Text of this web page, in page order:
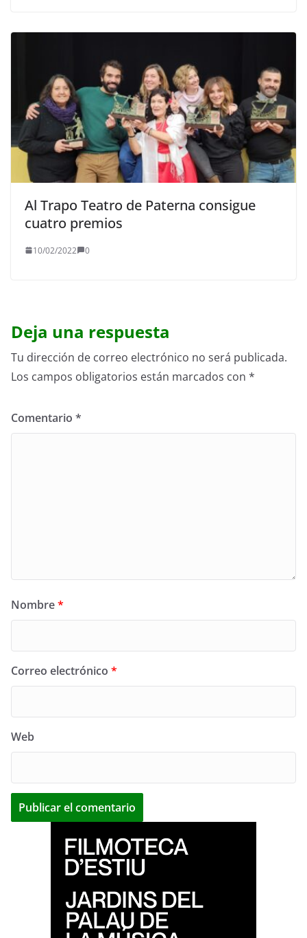
Al Trapo Teatro de Paterna consigue
cuatro premios
10/02/2022 0
Deja una respuesta
Tu dirección de correo electrónico no será publicada.
Los campos obligatorios están marcados con *
Comentario *
Nombre*
Correo electrónico *
Web